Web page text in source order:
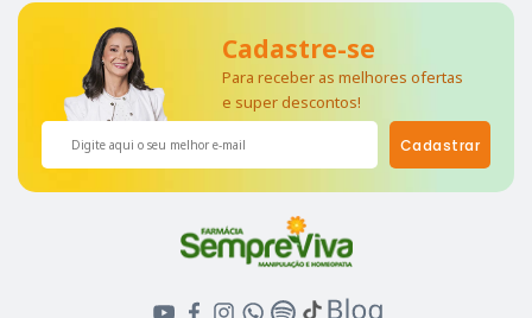
Cadastre-se
Para receber as melhores ofertas
e super descontos!
Cadastrar